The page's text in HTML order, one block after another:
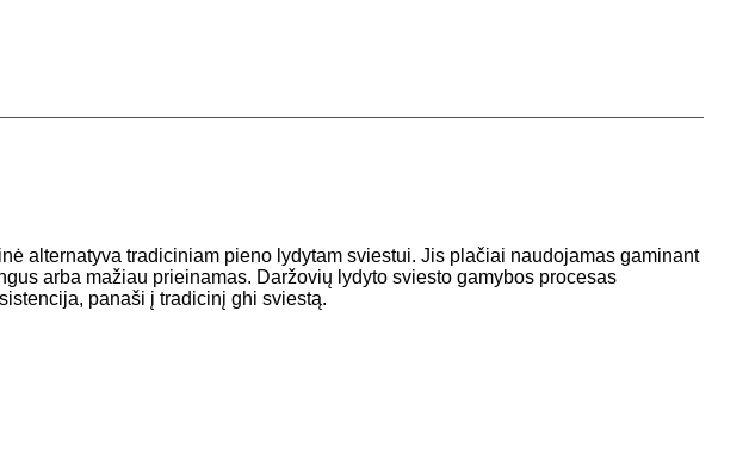
alternatyva tradiciniam pieno lydytam sviestui. Jis plačiai naudojamas gaminant
arba mažiau prieinamas. Daržovių lydyto sviesto gamybos procesas
panaši į tradicinį ghi sviestą.